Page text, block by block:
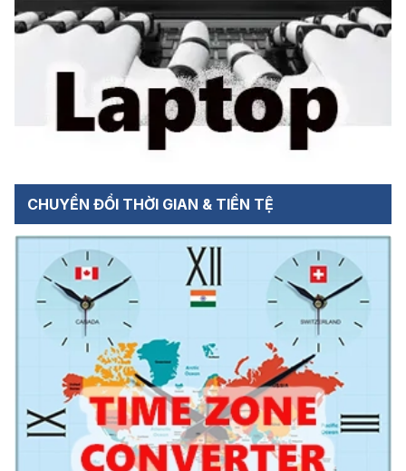
CHUYỂN ĐỔI THỜI GIAN & TIỀN TỆ